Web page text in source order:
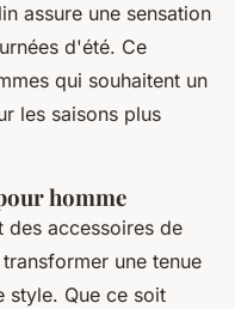
assure une sensation
d'été. Ce
qui souhaitent un
les saisons plus
homme
des accessoires de
une tenue
style. Que ce soit